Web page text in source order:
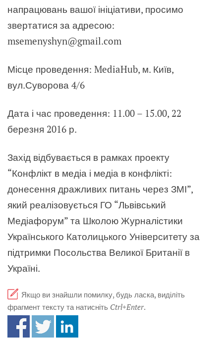
напрацювань вашої ініціативи, просимо
звертатися за адресою:
msemenyshyn@gmail.com
Місце проведення: MediaHub, м. Київ,
вул.Суворова 4/6
Дата і час проведення: 11.00 – 15.00, 22
березня 2016 р.
Захід відбувається в рамках проекту
“Конфлікт в медіа і медіа в конфлікті:
донесення дражливих питань через ЗМІ”,
який реалізовується ГО “Львівський
Медіафорум” та Школою Журналістики
Українського Католицького Університету за
підтримки Посольства Великої Британії в
Україні.
Якщо ви знайшли помилку, будь ласка, виділіть
фрагмент тексту та натисніть Ctrl+Enter.